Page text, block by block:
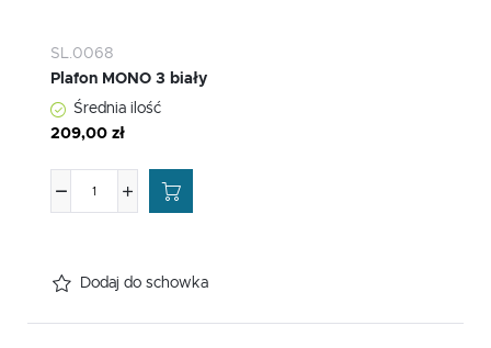
SL.0068
Plafon MONO 3 biały
Średnia ilość
209,00 zł
Dodaj do schowka